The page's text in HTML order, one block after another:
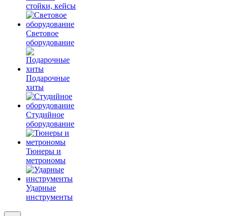
стойки, кейсы
Световое
оборудование
Подарочные
хиты
Студийное
оборудование
Тюнеры и
метрономы
Ударные
инструменты